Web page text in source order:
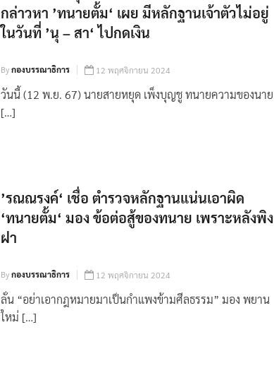
กล่าวหา ’ทนายตั้ม‘ เผย มีหลักฐานเจ้าตัวไม่อยู่
ในวันที่ ’นุ – สา‘ ไปกดเงิน
Byกองบรรณาธิการ 12 พฤศจิกายน 2024
วันนี้ (12 พ.ย. 67) นายสายหยุด เพ็งบุญชู ทนายความของนาย
[…]
’รณณรงค์‘ เชื่อ ตำรวจหลักฐานแน่นเอาผิด
‘ทนายตั้ม‘ มอง ข้อต่อสู้ของทนาย เพราะหลังพิง
ฝา
Byกองบรรณาธิการ 12 พฤศจิกายน 2024
ลั่น “อย่าเอากฎหมายมาเป็นกำแพงข้ามศีลธรรม” มอง พยาน
ใหม่ […]